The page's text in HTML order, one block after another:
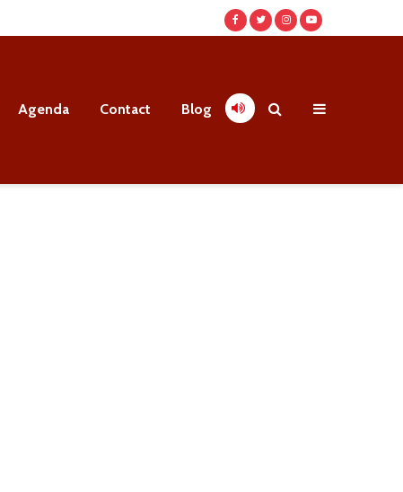
Agenda Contact Blog